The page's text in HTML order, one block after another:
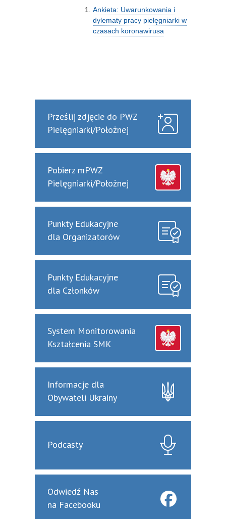
Ankieta: Uwarunkowania i
dylematy pracy pielęgniarki w
czasach koronawirusa
Prześlij zdjęcie do PWZ
Pielęgniarki/Położnej
Pobierz mPWZ
Pielęgniarki/Położnej
Punkty Edukacyjne
dla Organizatorów
Punkty Edukacyjne
dla Członków
System Monitorowania
Kształcenia SMK
Informacje dla
Obywateli Ukrainy
Podcasty
Odwiedź Nas
na Facebooku